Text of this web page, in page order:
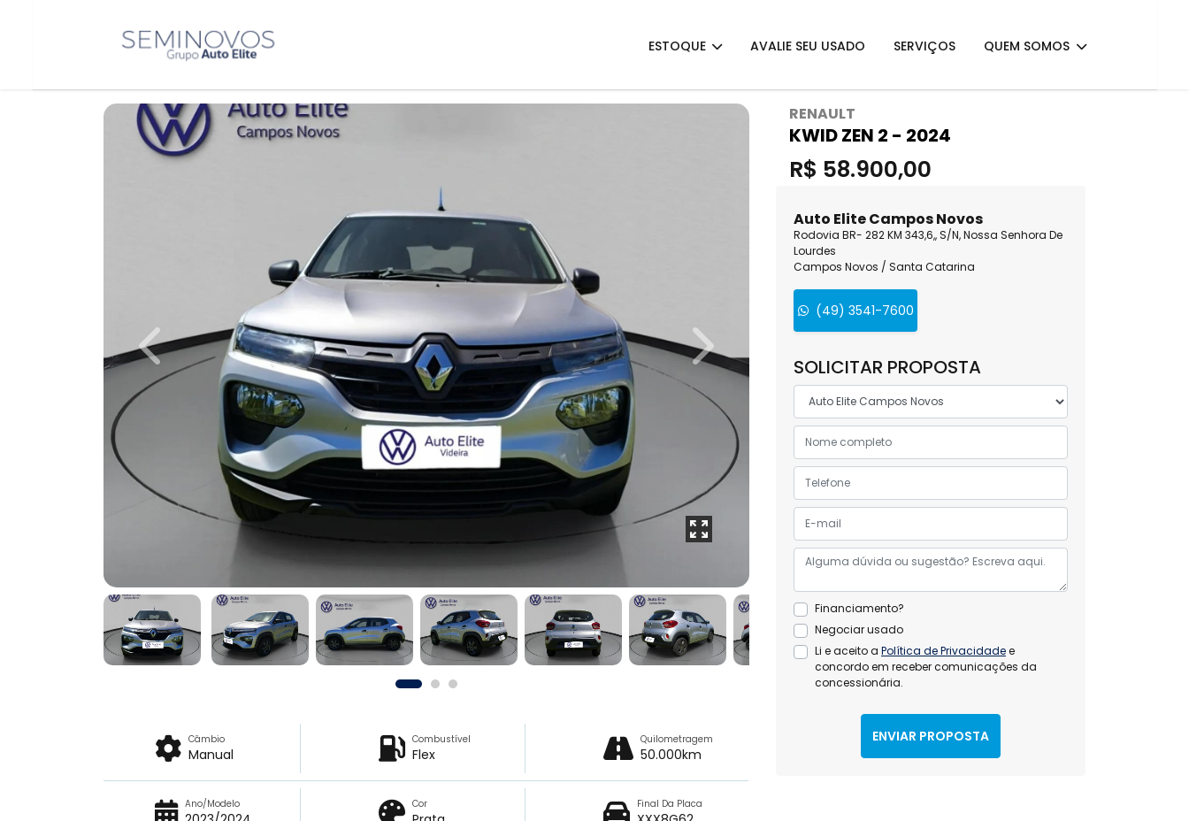
ESTOQUE AVALIE SEU USADO SERVIÇOS QUEM SOMOS
RENAULT
KWID ZEN 2 - 2024
R$ 58.900,00
Auto Elite Campos Novos
Rodovia BR- 282 KM 343,6,, S/N, Nossa Senhora De
Lourdes
Campos Novos / Santa Catarina
(49) 3541-7600
SOLICITAR PROPOSTA
Financiamento?
Negociar usado
Li e aceito a Política de Privacidadee
concordo em receber comunicações da
concessionária.
ENVIAR PROPOSTA
Previous Next
Câmbio
Manual
Combustível
Flex
Quilometragem
50.000km
Ano/Modelo Cor Final Da Placa